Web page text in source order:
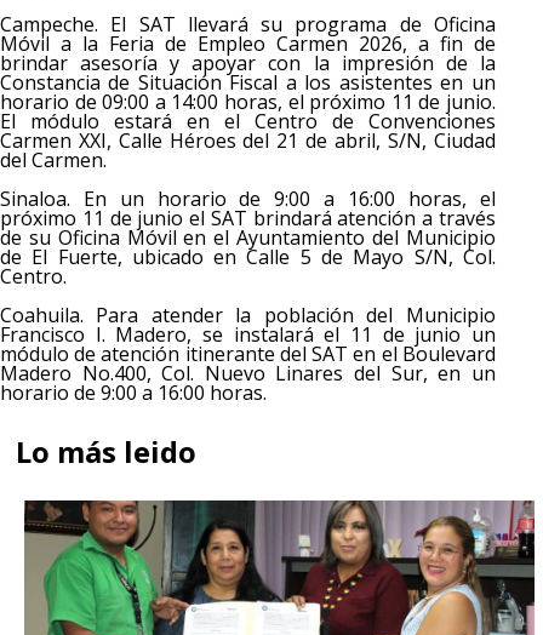
Campeche. El SAT llevará su programa de Oficina
Móvil a la Feria de Empleo Carmen 2026, a fin de
brindar asesoría y apoyar con la impresión de la
Constancia de Situación Fiscal a los asistentes en un
horario de 09:00 a 14:00 horas, el próximo 11 de junio.
El módulo estará en el Centro de Convenciones
Carmen XXI, Calle Héroes del 21 de abril, S/N, Ciudad
del Carmen.
Sinaloa. En un horario de 9:00 a 16:00 horas, el
próximo 11 de junio el SAT brindará atención a través
de su Oficina Móvil en el Ayuntamiento del Municipio
de El Fuerte, ubicado en Calle 5 de Mayo S/N, Col.
Centro.
Coahuila. Para atender la población del Municipio
Francisco I. Madero, se instalará el 11 de junio un
módulo de atención itinerante del SAT en el Boulevard
Madero No.400, Col. Nuevo Linares del Sur, en un
horario de 9:00 a 16:00 horas.
Lo más leido